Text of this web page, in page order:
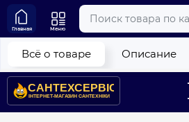
Главная Меню
Всё о товаре Описание